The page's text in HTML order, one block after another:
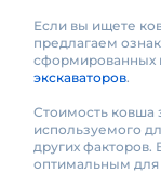
Если вы ищете
предлагаем
сформированных
экскаваторов.
Стоимость ковша
используемого
других факторов.
оптимальным